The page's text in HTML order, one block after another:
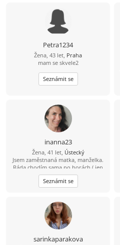
Petra1234
Žena, 43 let, Praha
mam se skvele2
Seznámit se
inanna23
Žena, 41 let, Ústecký
Jsem zaměstnaná matka, manželka.
Ráda chodím sama po horách ( jen
já, pes a les) S manželem milujeme
sex. Musíme to mít každý den.
Časem jsme si ujasnili co chceme.
sedneme jako puzzle já i mé čtyři
neoddělitelné součástí. Nabízíme
přátelství s výhodami. Pokud bys
měla děti, byl by to super jackpot!
Seznámit se
sarinkaparakova